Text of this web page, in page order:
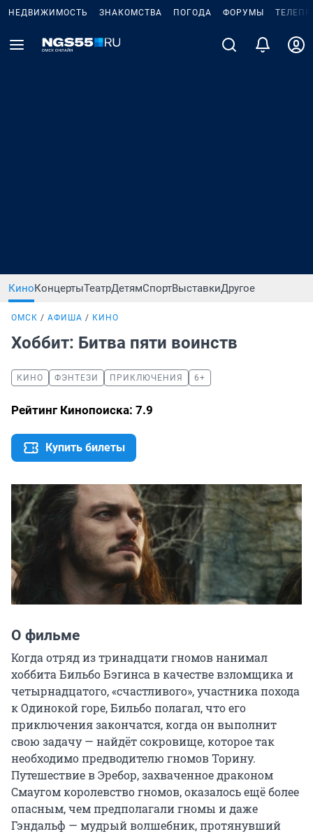
НЕДВИЖИМОСТЬ ЗНАКОМСТВА ПОГОДА ФОРУМЫ
КиноКонцертыТеатрДетямСпортВыставкиДругое
ОМСК АФИША КИНО
Хоббит: Битва пяти воинств
КИНО ФЭНТЕЗИ ПРИКЛЮЧЕНИЯ 6+
Рейтинг Кинопоиска: 7.9
Купить билеты
О фильме
Когда отряд из тринадцати гномов нанимал
хоббита Бильбо Бэгинса в качестве взломщика и
четырнадцатого, «счастливого», участника похода
к Одинокой горе, Бильбо полагал, что его
приключения закончатся, когда он выполнит
свою задачу — найдёт сокровище, которое так
необходимо предводителю гномов Торину.
Путешествие в Эребор, захваченное драконом
Смаугом королевство гномов, оказалось ещё более
опасным, чем предполагали гномы и даже
Гэндальф — мудрый волшебник, протянувший